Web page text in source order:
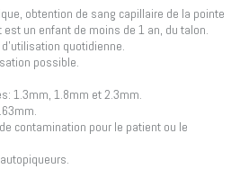
obtention de sang capillaire de la pointe
un enfant de moins de 1 an, du talon.
quotidienne.
possible.
1.3mm, 1.8mm et 2.3mm.
contamination pour le patient ou le